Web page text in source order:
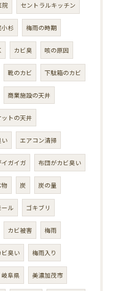
院 セントラルキッチン
小杉 梅雨の時期
カビ臭 咳の原因
靴のカビ 下駄箱のカビ
商業施設の天井
トの天井
エアコン清掃
ガイガ 布団がカビ臭い
炭 炭の量
ル ゴキブリ
カビ被害 梅雨
ビ臭い 梅雨入り
岐阜県 美濃加茂市